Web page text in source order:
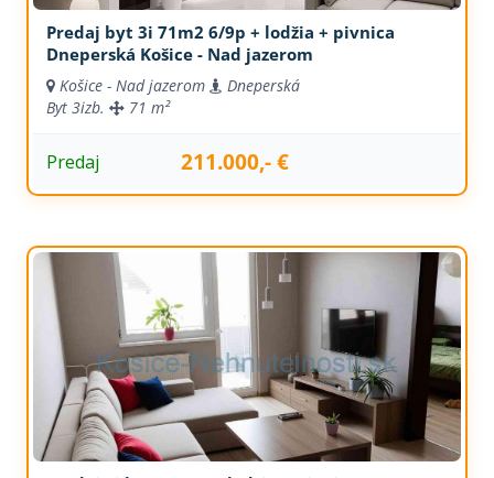
Predaj byt 3i 71m2 6/9p + lodžia + pivnica
Dneperská Košice - Nad jazerom
Košice - Nad jazerom
Dneperská
Byt 3izb. 71 m²
Predaj 211.000,- €